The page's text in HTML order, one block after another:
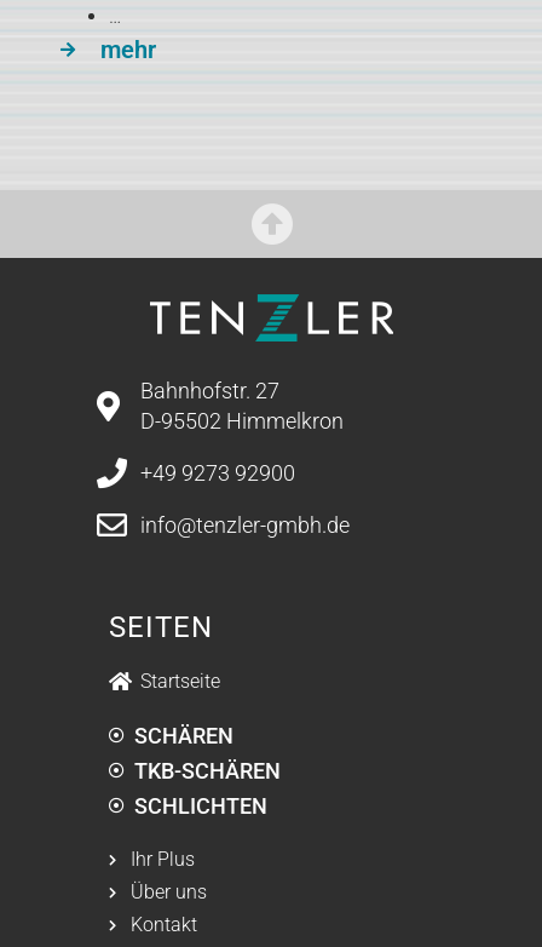
…
mehr
Bahnhofstr. 27
D-95502 Himmelkron
+49 9273 92900
info@tenzler-gmbh.de
SEITEN
Startseite
SCHÄREN
TKB-SCHÄREN
SCHLICHTEN
Ihr Plus
Über uns
Kontakt